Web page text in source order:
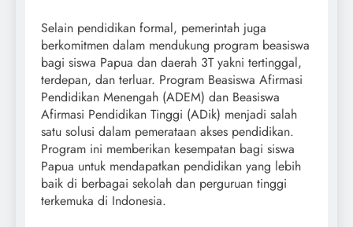
Selain pendidikan formal, pemerintah juga
berkomitmen dalam mendukung program beasiswa
bagi siswa Papua dan daerah 3T yakni tertinggal,
terdepan, dan terluar. Program Beasiswa Afirmasi
Pendidikan Menengah (ADEM) dan Beasiswa
Afirmasi Pendidikan Tinggi (ADik) menjadi salah
satu solusi dalam pemerataan akses pendidikan.
Program ini memberikan kesempatan bagi siswa
Papua untuk mendapatkan pendidikan yang lebih
baik di berbagai sekolah dan perguruan tinggi
terkemuka di Indonesia.